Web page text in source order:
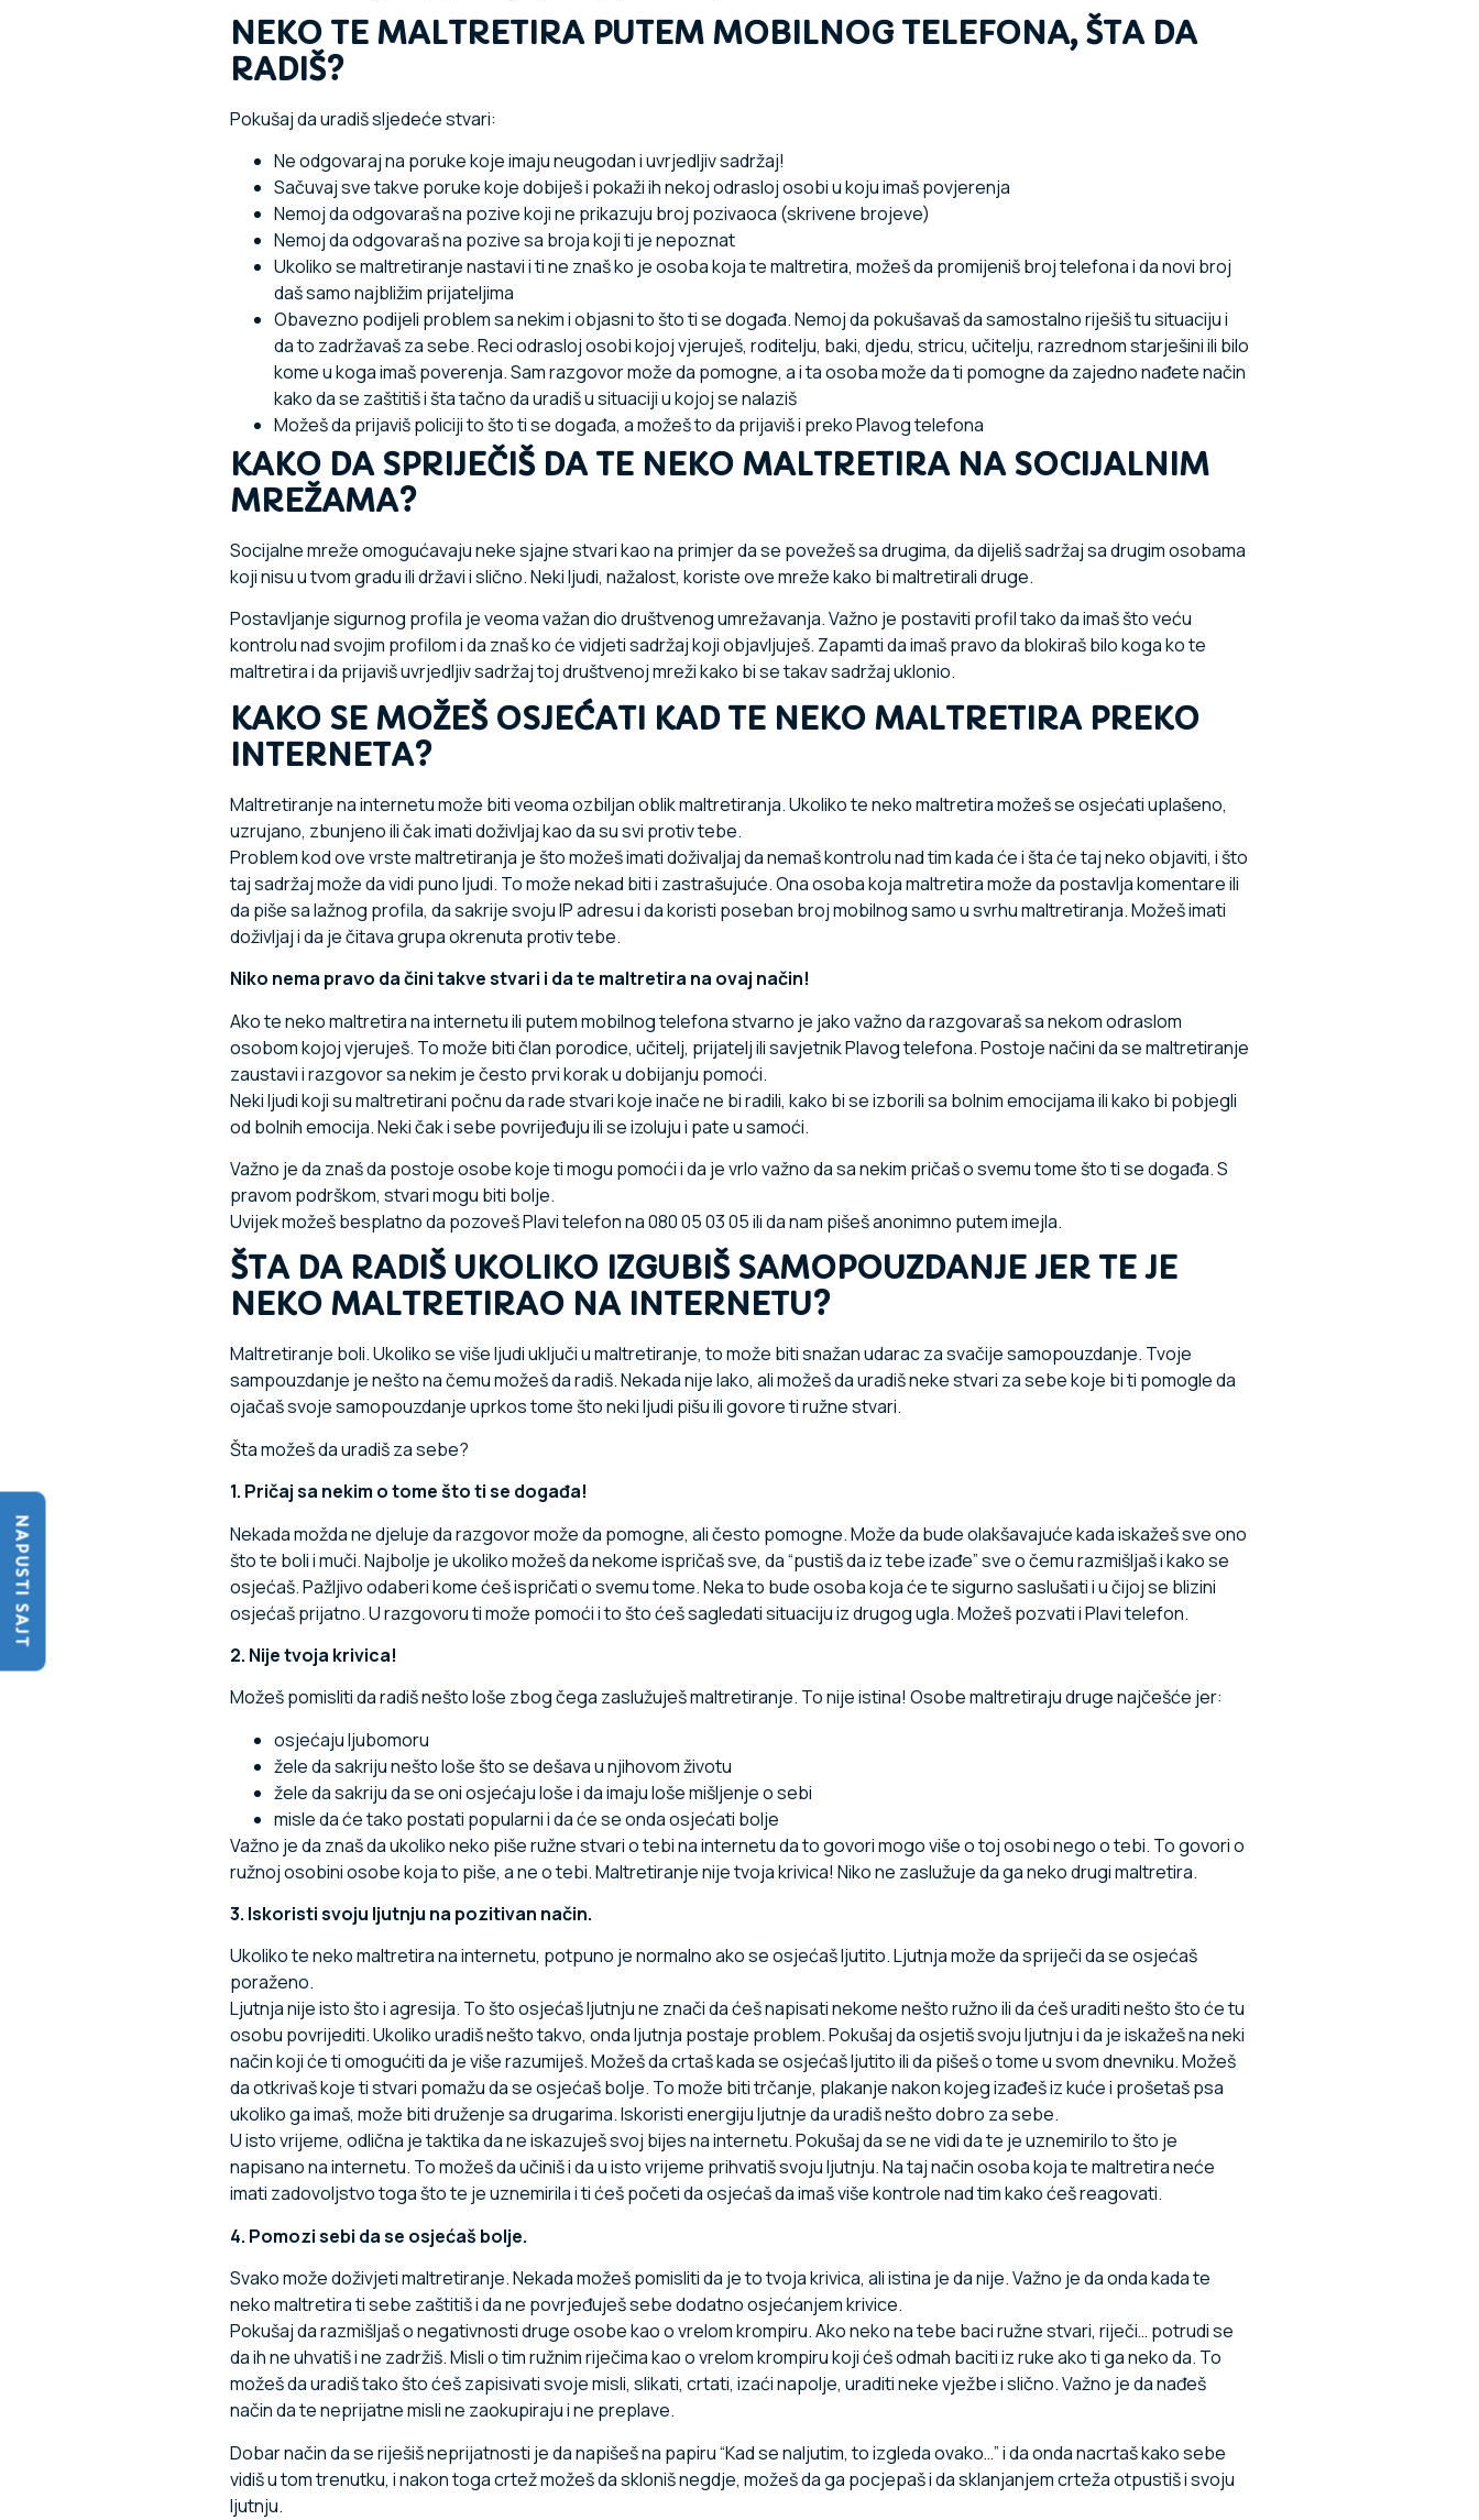
NEKO TE MALTRETIRA PUTEM MOBILNOG TELEFONA, ŠTA DA
RADIŠ?
Pokušaj da uradiš sljedeće stvari:
Ne odgovaraj na poruke koje imaju neugodan i uvrjedljiv sadržaj!
Sačuvaj sve takve poruke koje dobiješ i pokaži ih nekoj odrasloj osobi u koju imaš povjerenja
Nemoj da odgovaraš na pozive koji ne prikazuju broj pozivaoca (skrivene brojeve)
Nemoj da odgovaraš na pozive sa broja koji ti je nepoznat
Ukoliko se maltretiranje nastavi i ti ne znaš ko je osoba koja te maltretira, možeš da promijeniš broj telefona i da novi broj
daš samo najbližim prijateljima
Obavezno podijeli problem sa nekim i objasni to što ti se događa. Nemoj da pokušavaš da samostalno riješiš tu situaciju i
da to zadržavaš za sebe. Reci odrasloj osobi kojoj vjeruješ, roditelju, baki, djedu, stricu, učitelju, razrednom starješini ili bilo
kome u koga imaš poverenja. Sam razgovor može da pomogne, a i ta osoba može da ti pomogne da zajedno nađete način
kako da se zaštitiš i šta tačno da uradiš u situaciji u kojoj se nalaziš
Možeš da prijaviš policiji to što ti se događa, a možeš to da prijaviš i preko Plavog telefona
KAKO DA SPRIJEČIŠ DA TE NEKO MALTRETIRA NA SOCIJALNIM
MREŽAMA?
Socijalne mreže omogućavaju neke sjajne stvari kao na primjer da se povežeš sa drugima, da dijeliš sadržaj sa drugim osobama
koji nisu u tvom gradu ili državi i slično. Neki ljudi, nažalost, koriste ove mreže kako bi maltretirali druge.
Postavljanje sigurnog profila je veoma važan dio društvenog umrežavanja. Važno je postaviti profil tako da imaš što veću
kontrolu nad svojim profilom i da znaš ko će vidjeti sadržaj koji objavljuješ. Zapamti da imaš pravo da blokiraš bilo koga ko te
maltretira i da prijaviš uvrjedljiv sadržaj toj društvenoj mreži kako bi se takav sadržaj uklonio.
KAKO SE MOŽEŠ OSJEĆATI KAD TE NEKO MALTRETIRA PREKO
INTERNETA?
Maltretiranje na internetu može biti veoma ozbiljan oblik maltretiranja. Ukoliko te neko maltretira možeš se osjećati uplašeno,
uzrujano, zbunjeno ili čak imati doživljaj kao da su svi protiv tebe.
Problem kod ove vrste maltretiranja je što možeš imati doživaljaj da nemaš kontrolu nad tim kada će i šta će taj neko objaviti, i što
taj sadržaj može da vidi puno ljudi. To može nekad biti i zastrašujuće. Ona osoba koja maltretira može da postavlja komentare ili
da piše sa lažnog profila, da sakrije svoju IP adresu i da koristi poseban broj mobilnog samo u svrhu maltretiranja. Možeš imati
doživljaj i da je čitava grupa okrenuta protiv tebe.
Niko nema pravo da čini takve stvari i da te maltretira na ovaj način!
Ako te neko maltretira na internetu ili putem mobilnog telefona stvarno je jako važno da razgovaraš sa nekom odraslom
osobom kojoj vjeruješ. To može biti član porodice, učitelj, prijatelj ili savjetnik Plavog telefona. Postoje načini da se maltretiranje
zaustavi i razgovor sa nekim je često prvi korak u dobijanju pomoći.
Neki ljudi koji su maltretirani počnu da rade stvari koje inače ne bi radili, kako bi se izborili sa bolnim emocijama ili kako bi pobjegli
od bolnih emocija. Neki čak i sebe povrijeđuju ili se izoluju i pate u samoći.
Važno je da znaš da postoje osobe koje ti mogu pomoći i da je vrlo važno da sa nekim pričaš o svemu tome što ti se događa. S
pravom podrškom, stvari mogu biti bolje.
Uvijek možeš besplatno da pozoveš Plavi telefon na 080 05 03 05 ili da nam pišeš anonimno putem imejla.
ŠTA DA RADIŠ UKOLIKO IZGUBIŠ SAMOPOUZDANJE JER TE JE
NEKO MALTRETIRAO NA INTERNETU?
Maltretiranje boli. Ukoliko se više ljudi uključi u maltretiranje, to može biti snažan udarac za svačije samopouzdanje. Tvoje
sampouzdanje je nešto na čemu možeš da radiš. Nekada nije lako, ali možeš da uradiš neke stvari za sebe koje bi ti pomogle da
ojačaš svoje samopouzdanje uprkos tome što neki ljudi pišu ili govore ti ružne stvari.
Šta možeš da uradiš za sebe?
1. Pričaj sa nekim o tome što ti se događa!
Nekada možda ne djeluje da razgovor može da pomogne, ali često pomogne. Može da bude olakšavajuće kada iskažeš sve ono
što te boli i muči. Najbolje je ukoliko možeš da nekome ispričaš sve, da “pustiš da iz tebe izađe” sve o čemu razmišljaš i kako se
osjećaš. Pažljivo odaberi kome ćeš ispričati o svemu tome. Neka to bude osoba koja će te sigurno saslušati i u čijoj se blizini
osjećaš prijatno. U razgovoru ti može pomoći i to što ćeš sagledati situaciju iz drugog ugla. Možeš pozvati i Plavi telefon.
2. Nije tvoja krivica!
Možeš pomisliti da radiš nešto loše zbog čega zaslužuješ maltretiranje. To nije istina! Osobe maltretiraju druge najčešće jer:
osjećaju ljubomoru
žele da sakriju nešto loše što se dešava u njihovom životu
žele da sakriju da se oni osjećaju loše i da imaju loše mišljenje o sebi
misle da će tako postati popularni i da će se onda osjećati bolje
Važno je da znaš da ukoliko neko piše ružne stvari o tebi na internetu da to govori mogo više o toj osobi nego o tebi. To govori o
ružnoj osobini osobe koja to piše, a ne o tebi. Maltretiranje nije tvoja krivica! Niko ne zaslužuje da ga neko drugi maltretira.
3. Iskoristi svoju ljutnju na pozitivan način.
Ukoliko te neko maltretira na internetu, potpuno je normalno ako se osjećaš ljutito. Ljutnja može da spriječi da se osjećaš
poraženo.
Ljutnja nije isto što i agresija. To što osjećaš ljutnju ne znači da ćeš napisati nekome nešto ružno ili da ćeš uraditi nešto što će tu
osobu povrijediti. Ukoliko uradiš nešto takvo, onda ljutnja postaje problem. Pokušaj da osjetiš svoju ljutnju i da je iskažeš na neki
način koji će ti omogućiti da je više razumiješ. Možeš da crtaš kada se osjećaš ljutito ili da pišeš o tome u svom dnevniku. Možeš
da otkrivaš koje ti stvari pomažu da se osjećaš bolje. To može biti trčanje, plakanje nakon kojeg izađeš iz kuće i prošetaš psa
ukoliko ga imaš, može biti druženje sa drugarima. Iskoristi energiju ljutnje da uradiš nešto dobro za sebe.
U isto vrijeme, odlična je taktika da ne iskazuješ svoj bijes na internetu. Pokušaj da se ne vidi da te je uznemirilo to što je
napisano na internetu. To možeš da učiniš i da u isto vrijeme prihvatiš svoju ljutnju. Na taj način osoba koja te maltretira neće
imati zadovoljstvo toga što te je uznemirila i ti ćeš početi da osjećaš da imaš više kontrole nad tim kako ćeš reagovati.
4. Pomozi sebi da se osjećaš bolje.
Svako može doživjeti maltretiranje. Nekada možeš pomisliti da je to tvoja krivica, ali istina je da nije. Važno je da onda kada te
neko maltretira ti sebe zaštitiš i da ne povrjeđuješ sebe dodatno osjećanjem krivice.
Pokušaj da razmišljaš o negativnosti druge osobe kao o vrelom krompiru. Ako neko na tebe baci ružne stvari, riječi… potrudi se
da ih ne uhvatiš i ne zadržiš. Misli o tim ružnim riječima kao o vrelom krompiru koji ćeš odmah baciti iz ruke ako ti ga neko da. To
možeš da uradiš tako što ćeš zapisivati svoje misli, slikati, crtati, izaći napolje, uraditi neke vježbe i slično. Važno je da nađeš
način da te neprijatne misli ne zaokupiraju i ne preplave.
Dobar način da se riješiš neprijatnosti je da napišeš na papiru “Kad se naljutim, to izgleda ovako…” i da onda nacrtaš kako sebe
vidiš u tom trenutku, i nakon toga crtež možeš da skloniš negdje, možeš da ga pocjepaš i da sklanjanjem crteža otpustiš i svoju
ljutnju.
NAPUSTI SAJT